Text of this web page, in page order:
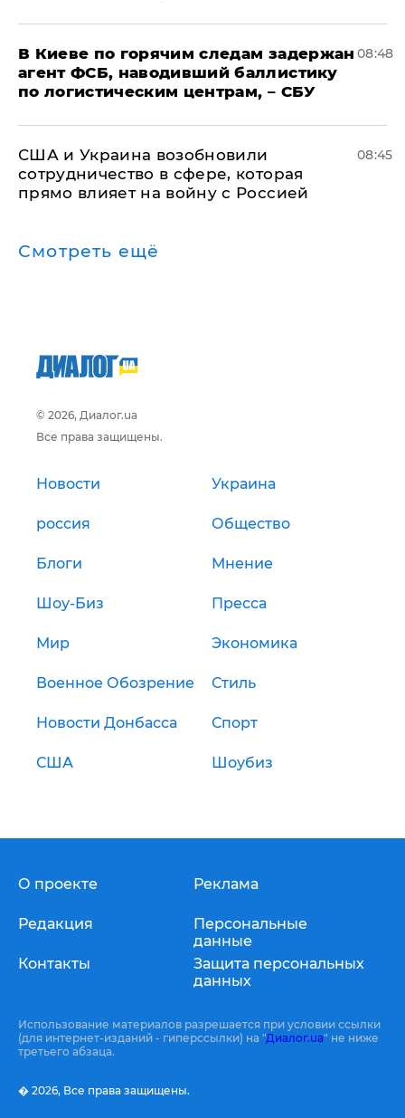
В Киеве по горячим следам задержан
агент ФСБ, наводивший баллистику
по логистическим центрам, – СБУ
08:48
США и Украина возобновили
сотрудничество в сфере, которая
прямо влияет на войну с Россией
08:45
Смотреть ещё
© 2026, Диалог.ua
Все права защищены.
Новости Украина
россия Общество
Блоги Мнение
Шоу-Биз Пресса
Мир Экономика
Военное Обозрение Стиль
Новости Донбасса Спорт
США Шоубиз
О проекте
Редакция
Контакты
Реклама
Персональные
данные
Защита персональных
данных
Использование материалов разрешается при условии ссылки
(для интернет-изданий - гиперссылки) на "Диалог.ua" не ниже
третьего абзаца.
� 2026, Все права защищены.